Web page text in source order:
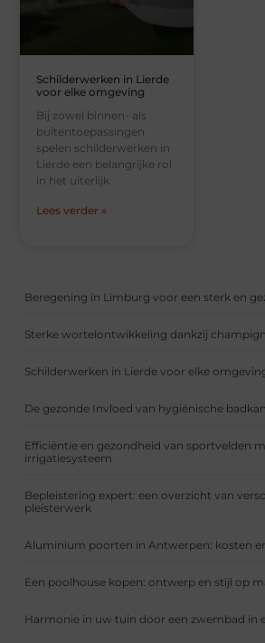
Schilderwerken in Lierde
voor elke omgeving
Bij zowel binnen- als
buitentoepassingen
spelen schilderwerken in
Lierde een belangrijke rol
in het uiterlijk
Lees verder »
Beregening in Limburg voor een sterk en
Sterke wortelontwikkeling dankzij
Schilderwerken in Lierde voor elke
De gezonde Invloed van hygiënische
Efficiëntie en gezondheid van sportvelden
irrigatiesysteem
Bepleistering expert: een overzicht van
pleisterwerk
Aluminium poorten in Antwerpen: kosten
Een poolhouse kopen: ontwerp en stijl op
Harmonie in uw tuin door een zwembad in